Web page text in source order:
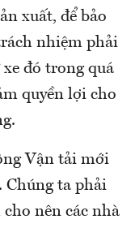
xuất, để bảo
nhiệm phải
đó trong quá
quyền lợi cho
Vận tải mới
Chúng ta phải
nên các nhà